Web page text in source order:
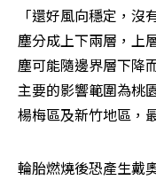
「還好風向穩定，
塵分成上下兩層，上
塵可能隨邊界層下降
主要的影響範圍為桃
楊梅區及新竹地區，
輪胎燃燒後恐產生戴